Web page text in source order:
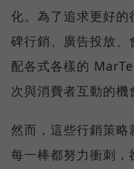
化。為了追求更好的
碑行銷、廣告投放
配各式各樣的
次與消費者互動的機
然而，這些行銷策
每一棒都努力衝刺